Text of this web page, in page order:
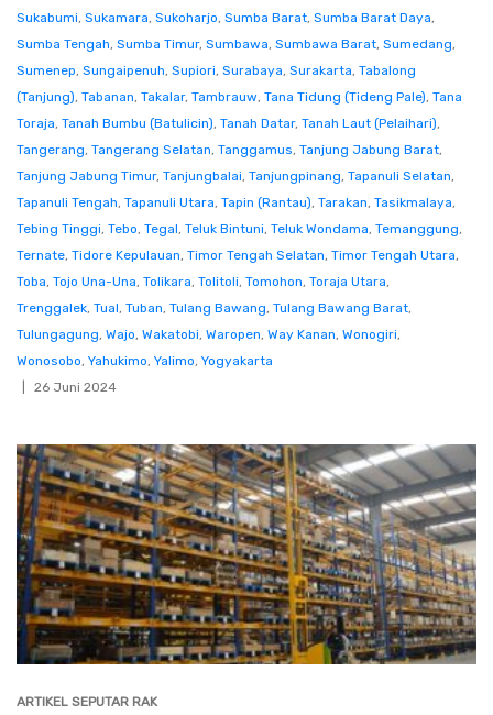
Sukabumi, Sukamara, Sukoharjo, Sumba Barat, Sumba Barat Daya,
Sumba Tengah, Sumba Timur, Sumbawa, Sumbawa Barat, Sumedang,
Sumenep, Sungaipenuh, Supiori, Surabaya, Surakarta, Tabalong
(Tanjung), Tabanan, Takalar, Tambrauw, Tana Tidung (Tideng Pale), Tana
Toraja, Tanah Bumbu (Batulicin), Tanah Datar, Tanah Laut (Pelaihari),
Tangerang, Tangerang Selatan, Tanggamus, Tanjung Jabung Barat,
Tanjung Jabung Timur, Tanjungbalai, Tanjungpinang, Tapanuli Selatan,
Tapanuli Tengah, Tapanuli Utara, Tapin (Rantau), Tarakan, Tasikmalaya,
Tebing Tinggi, Tebo, Tegal, Teluk Bintuni, Teluk Wondama, Temanggung,
Ternate, Tidore Kepulauan, Timor Tengah Selatan, Timor Tengah Utara,
Toba, Tojo Una-Una, Tolikara, Tolitoli, Tomohon, Toraja Utara,
Trenggalek, Tual, Tuban, Tulang Bawang, Tulang Bawang Barat,
Tulungagung, Wajo, Wakatobi, Waropen, Way Kanan, Wonogiri,
Wonosobo, Yahukimo, Yalimo, Yogyakarta
26 Juni 2024
ARTIKEL SEPUTAR RAK